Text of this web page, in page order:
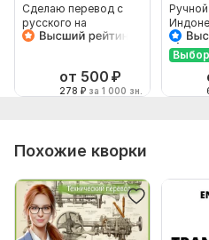
Сделаю перевод с
русского на
английский и
от 500 ₽
278 ₽ за 1 000 зн.
Похожие кворки